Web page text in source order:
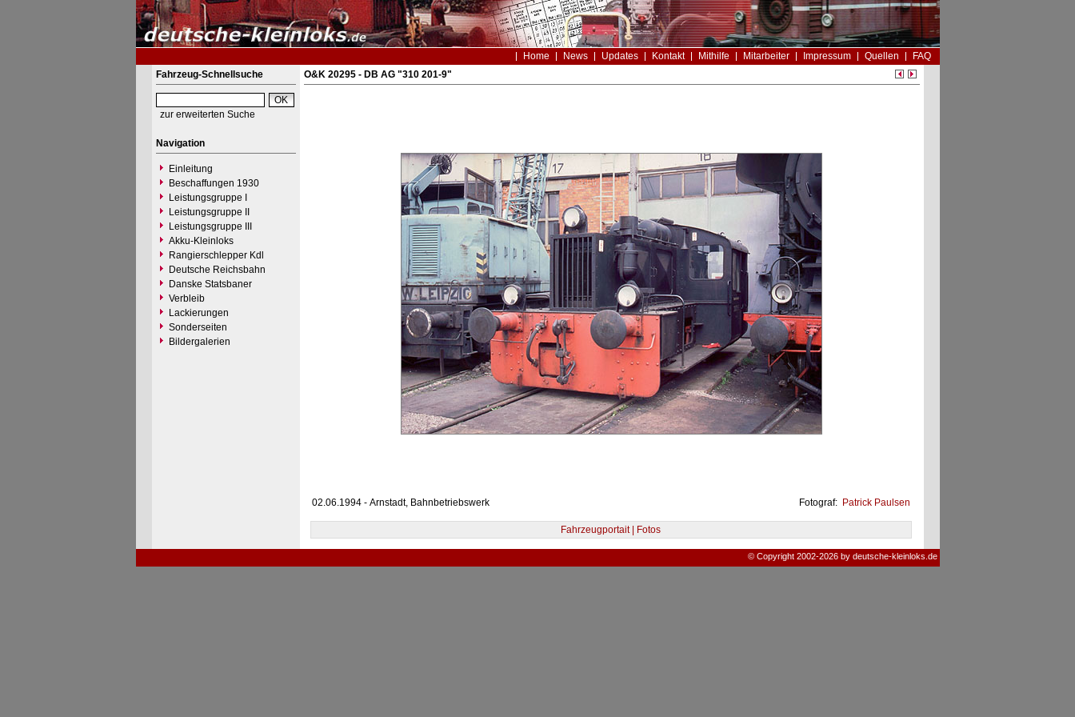
Home News Updates Kontakt Mithilfe Mitarbeiter Impressum Quellen
FAQ
Fahrzeug-Schnellsuche
zur erweiterten Suche
Navigation
Einleitung
Beschaffungen 1930
Leistungsgruppe I
Leistungsgruppe II
Leistungsgruppe III
Akku-Kleinloks
Rangierschlepper Kdl
Deutsche Reichsbahn
Danske Statsbaner
Verbleib
Lackierungen
Sonderseiten
Bildergalerien
O&K 20295 - DB AG "310 201-9"
02.06.1994 - Arnstadt, Bahnbetriebswerk Fotograf: Patrick Paulsen
Fahrzeugportait | Fotos
© Copyright 2002-2026 by deutsche-kleinloks.de